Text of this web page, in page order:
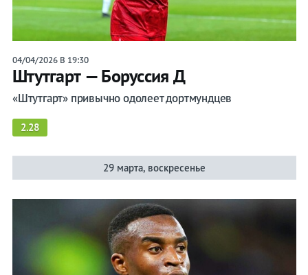
04/04/2026 В 19:30
Штутгарт — Боруссия Д
«Штутгарт» привычно одолеет дортмундцев
2.28
29 марта, воскресенье